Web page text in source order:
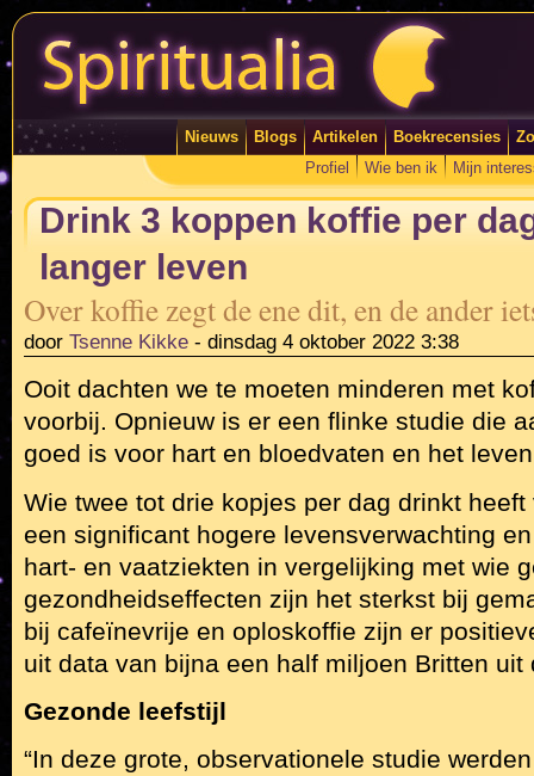
Nieuws Blogs Artikelen Boekrecensies
Profiel
Wie ben ik Mijn
Drink 3 koppen koffie per
langer leven
Over koffie zegt de ene dit, en de ander
door Tsenne Kikke - dinsdag 4 oktober 2022 3:38
Ooit dachten we te moeten minderen met
voorbij. Opnieuw is er een flinke studie die
goed is voor hart en bloedvaten en het
Wie twee tot drie kopjes per dag drinkt
een significant hogere levensverwachting
hart- en vaatziekten in vergelijking met wie
gezondheidseffecten zijn het sterkst bij
bij cafeïnevrije en oploskoffie zijn er
uit data van bijna een half miljoen Britten uit
Gezonde leefstijl
“In deze grote, observationele studie